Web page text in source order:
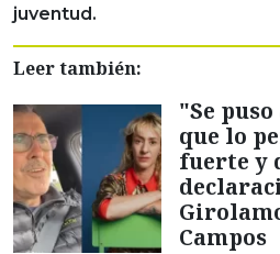
juventud.
Leer también:
"Se
que lo
fuerte y
Campos